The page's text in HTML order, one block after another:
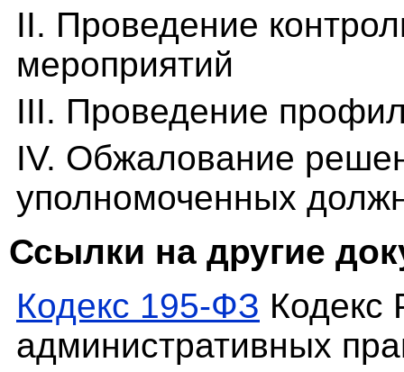
II. Проведение
мероприятий
III. Проведение
IV. Обжалование
уполномоченных
Ссылки на другие
Кодекс 195-ФЗ Кодекс
административных